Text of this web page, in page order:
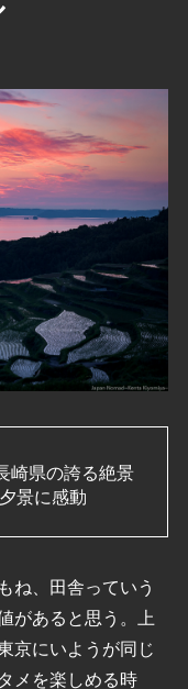
崎県の誇る絶景
景に感動
ね、田舎っていう
があると思う。上
京にいようが同じ
メを楽しめる時